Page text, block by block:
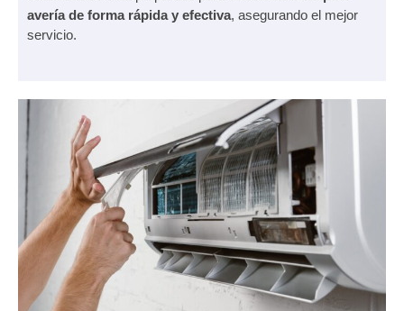
avería de forma rápida y efectiva, asegurando el mejor
servicio.